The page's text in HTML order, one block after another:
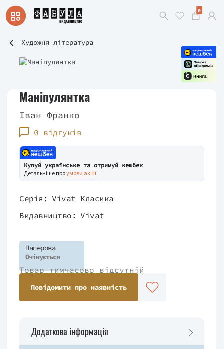
0
Художня література
Маніпулянтка
Іван Франко
0 відгуків
Купуй українське та отримуй кешбек
Детальніше проумови акції
Серія: Vivat Класика
Видавництво: Vivat
Паперова
Очікується
Товар тимчасово відсутній
Повідомити про наявність
Додаткова інформація